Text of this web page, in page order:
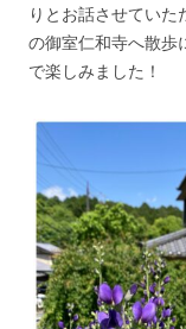
りとお話させていた
の御室仁和寺へ散歩
で楽しみました！